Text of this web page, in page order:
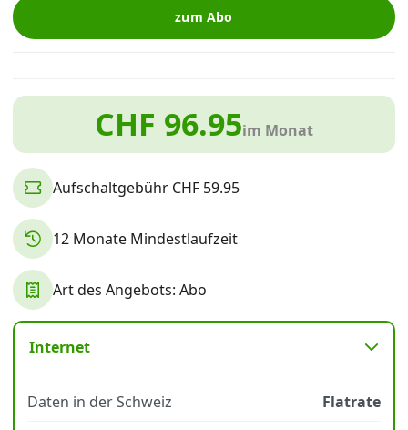
Aktionen
News
Forum
Über uns
zum Abo
CHF 96.95im Monat
Aufschaltgebühr CHF 59.95
12 Monate Mindestlaufzeit
Art des Angebots: Abo
Internet
Daten in der Schweiz
Flatrate